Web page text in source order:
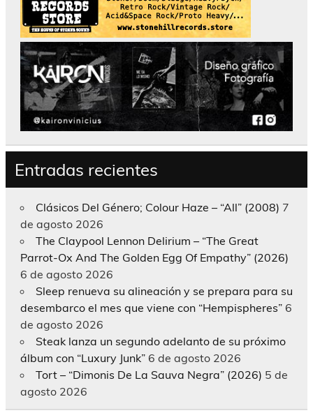
Entradas recientes
Clásicos Del Género; Colour Haze – “All” (2008) 7
de agosto 2026
The Claypool Lennon Delirium – “The Great
Parrot-Ox And The Golden Egg Of Empathy” (2026)
6 de agosto 2026
Sleep renueva su alineación y se prepara para su
desembarco el mes que viene con “Hempispheres” 6
de agosto 2026
Steak lanza un segundo adelanto de su próximo
álbum con “Luxury Junk” 6 de agosto 2026
Tort – “Dimonis De La Sauva Negra” (2026) 5 de
agosto 2026